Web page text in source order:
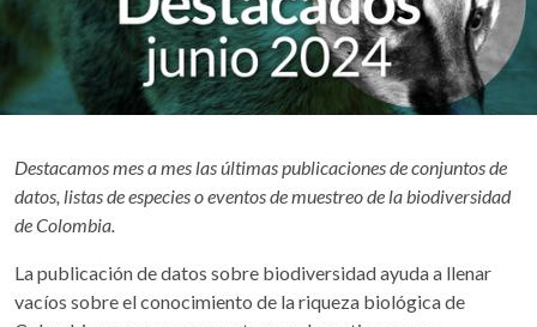
Destacamos mes a mes las últimas publicaciones de conjuntos de
datos, listas de especies o eventos de muestreo de la biodiversidad
de Colombia.
La publicación de datos sobre biodiversidad ayuda a llenar
vacíos sobre el conocimiento de la riqueza biológica de